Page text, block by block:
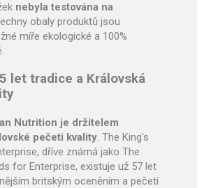
nebyla testována na
obaly produktů jsou
míře ekologické a 100%
let tradice a Královská
Nutrition je držitelem
pečeti kvality. The King's
dříve známá jako The
for Enterprise, existuje už 57 let
britským oceněním a pečetí